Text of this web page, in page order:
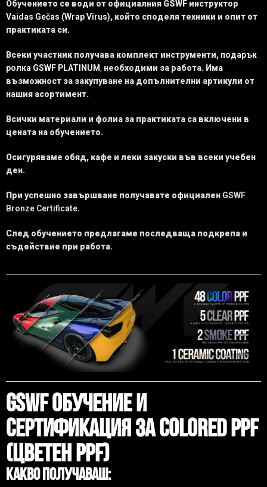
Обучението се води от официалния GSWF инструктор
Vaidas Gečas (Wrap Virus), който споделя техники и опит от
практиката си.
Всеки участник получава комплект инструменти, подарък
ролка GSWF PLATINUM, необходими за работа. Има
възможност за закупуване на допълнителни артикули от
нашия асортимент.
Всички материали и фолиа за практиката са включени в
цената на обучението.
Осигуряваме обяд, кафе и леки закуски във всеки учебен
ден.
При успешно завършване получавате официален GSWF
Bronze Certificate.
След обучението предлагаме последваща подкрепа и
съдействие при работа.
GSWF Обучение И
Сертификация За Colored PPF
(Цветен PPF)
Какво Получаваш: